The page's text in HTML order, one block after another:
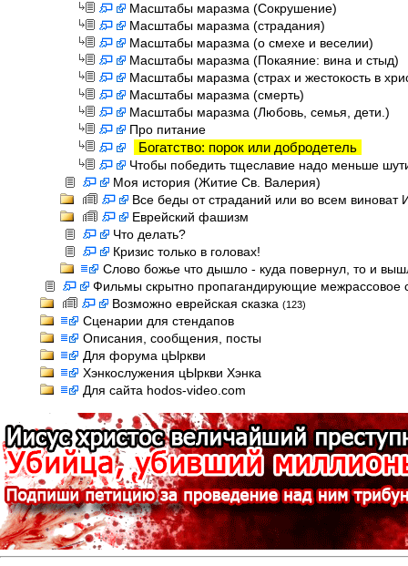
Масштабы маразма (Сокрушение)
Масштабы маразма (страдания)
Масштабы маразма (о смехе и веселии)
Масштабы маразма (Покаяние: вина и стыд)
Масштабы маразма (страх и жестокость в
Масштабы маразма (смерть)
Масштабы маразма (Любовь, семья, дети.)
Про питание
Богатство: порок или добродетель
Чтобы победить тщеславие надо меньше
Моя история (Житие Св. Валерия)
Все беды от страданий или во всем виноват
Еврейский фашизм
Что делать?
Кризис только в головах!
Слово божье что дышло - куда повернул, то и
Фильмы скрытно пропагандирующие
Возможно еврейская сказка (123)
Сценарии для стендапов
Описания, сообщения, посты
Для форума цЫркви
Хэнкослужения цЫркви Хэнка
Для сайта hodos-video.com